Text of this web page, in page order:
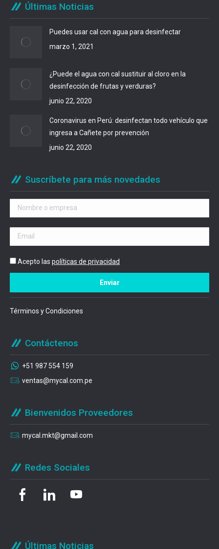
Últimas Noticias
Puedes usar cal con agua para desinfectar
marzo 1, 2021
¿Puede el agua con cal sustituir al cloro en la
desinfección de frutas y verduras?
junio 22, 2020
Coronavirus en Perú: desinfectan todo vehículo que
ingresa a Cañete por prevención
junio 22, 2020
Suscríbete para más novedades
Acepto las políticas de privacidad
Términos y Condiciones
Contáctenos
+51 987 554 159
ventas@mycal.com.pe
Bienvenidos Proveedores
mycal.mkt@gmail.com
Redes Sociales
Últimas Noticias